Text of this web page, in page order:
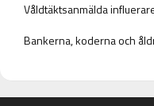
Våldtäktsanmälda
Bankerna, koderna och